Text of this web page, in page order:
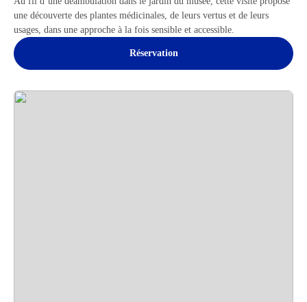
une découverte des plantes médicinales, de leurs vertus et de leurs
usages, dans une approche à la fois sensible et accessible.
Réservation